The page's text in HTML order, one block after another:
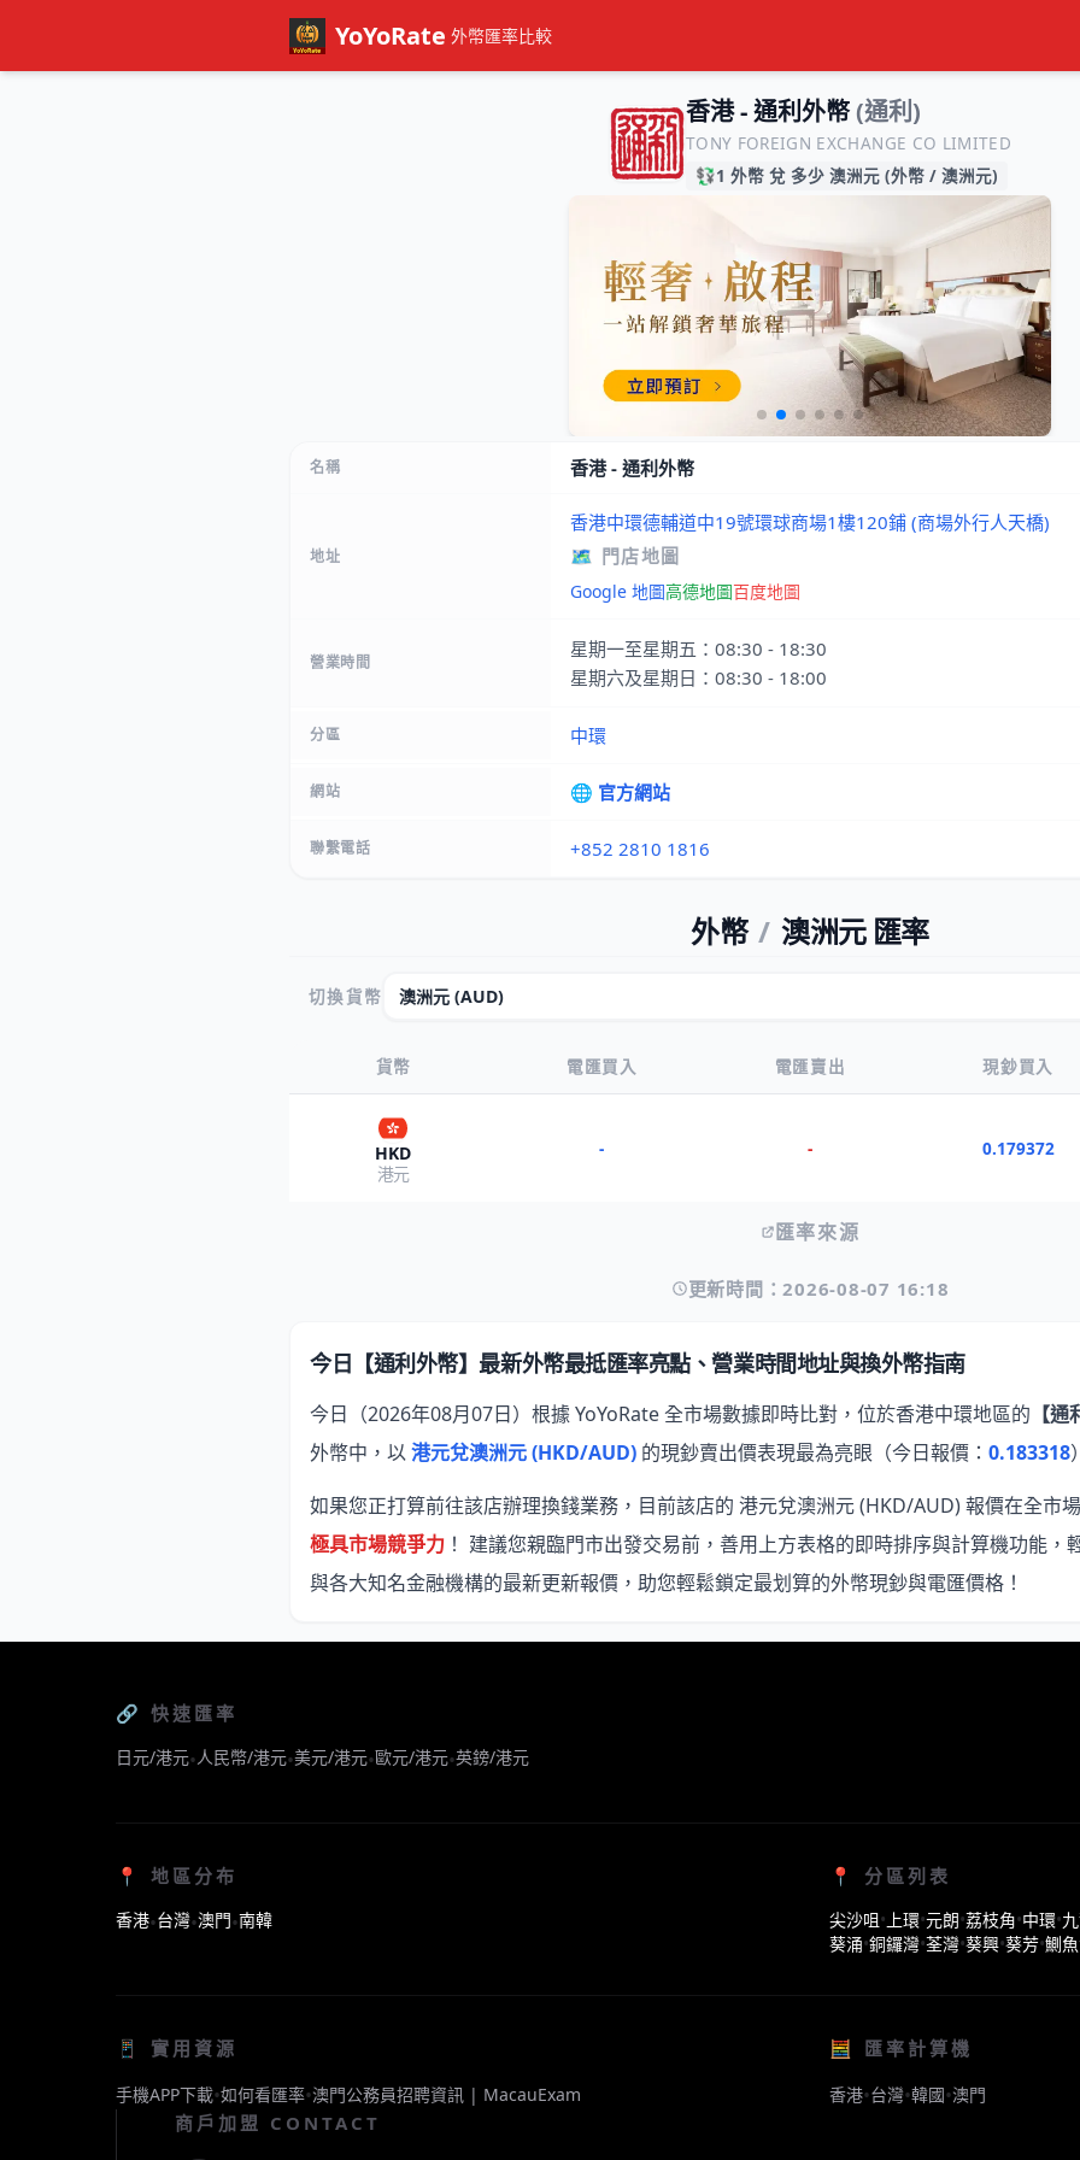
YoYoRate 外幣匯率比較
香港 - 通利外幣(通利)
TONY FOREIGN EXCHANGE CO LIMITED
💱1 外幣 兌 多少 澳洲元 (外幣 / 澳洲元)
名稱 香港 - 通利外幣
地址
香港中環德輔道中19號環球商場1樓120鋪 (商場外行人天橋)
🗺️ 門店地圖
Google 地圖高德地圖百度地圖
營業時間
星期一至星期五：08:30 - 18:30
星期六及星期日：08:30 - 18:00
分區 中環
網站 🌐 官方網站
聯繫電話 +852 2810 1816
外幣 / 澳洲元 匯率
切換貨幣
貨幣 電匯買入 電匯賣出 現鈔買入
HKD
港元
- - 0.179372
匯率來源
更新時間：2026-08-07 16:18
今日【通利外幣】最新外幣最抵匯率亮點、營業時間地址與換外幣指南
今日（2026年08月07日）根據 YoYoRate 全市場數據即時比對，位於香港中環地區的 【
外幣中，以港元兌澳洲元 (HKD/AUD) 的現鈔賣出價表現最為亮眼 （今日報價： 0.183318
如果您正打算前往該店辦理換錢業務，目前該店的 港元兌澳洲元 (HKD/AUD) 報價在全市
極具市場競爭力 ！ 建議您親臨門市出發交易前，善用上方表格的即時排序與計算機功能，
與各大知名金融機構的最新更新報價，助您輕鬆鎖定最划算的外幣現鈔與電匯價格！
🔗 快速匯率
日元/港元•人民幣/港元•美元/港元•歐元/港元•英鎊/港元
📍 地區分布
香港•台灣•澳門•南韓
📍 分區列表
尖沙咀• 上環•元朗•荔枝角•中環•
葵涌•銅鑼灣•荃灣•葵興•葵芳•鰂
📱 實用資源
手機APP下載•如何看匯率•澳門公務員招聘資訊 | MacauExam
🧮 匯率計算機
香港•台灣•韓國•澳門
商戶加盟 CONTACT